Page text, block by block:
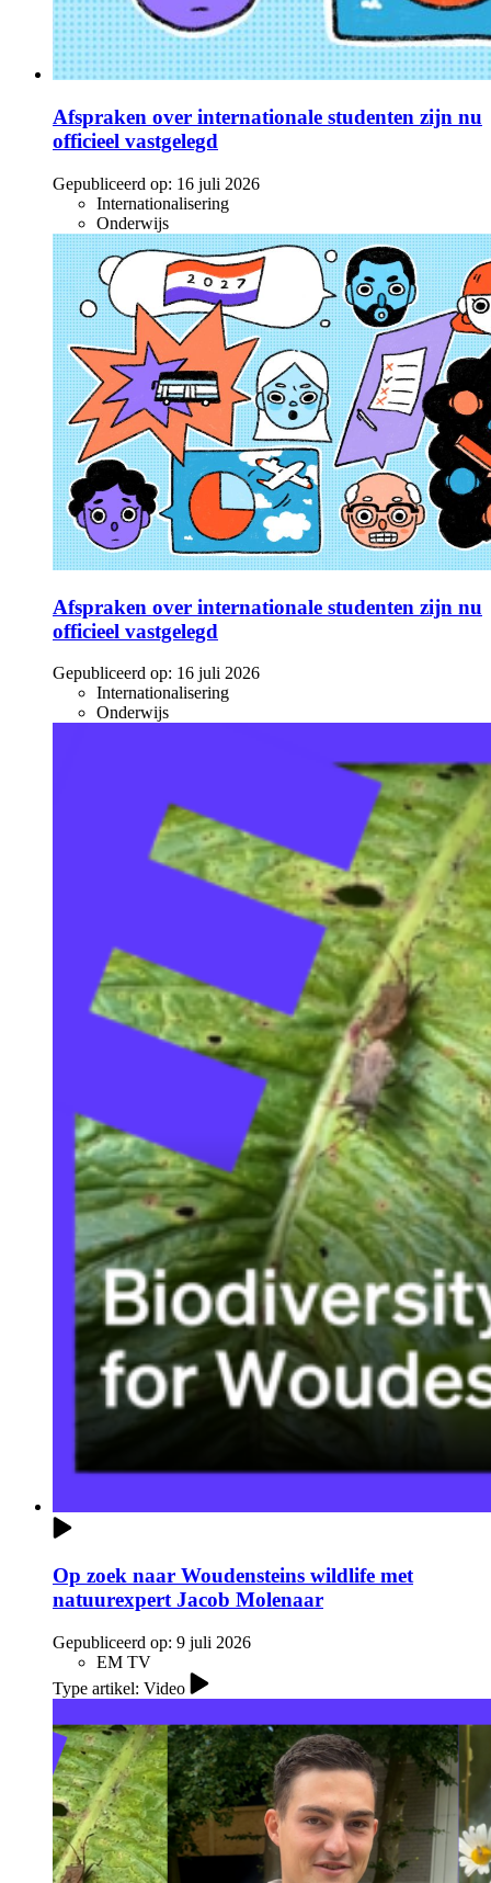
Afspraken over internationale studenten zijn nu
officieel vastgelegd
Gepubliceerd op: 16 juli 2026
Internationalisering
Onderwijs
Afspraken over internationale studenten zijn nu
officieel vastgelegd
Gepubliceerd op: 16 juli 2026
Internationalisering
Onderwijs
Op zoek naar Woudensteins wildlife met
natuurexpert Jacob Molenaar
Gepubliceerd op: 9 juli 2026
EM TV
Type artikel: Video